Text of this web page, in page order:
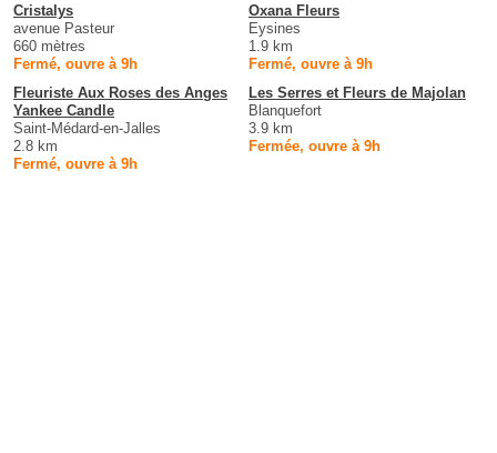
Cristalys
avenue Pasteur
660 mètres
Fermé, ouvre à 9h
Oxana Fleurs
Eysines
1.9 km
Fermé, ouvre à 9h
Fleuriste Aux Roses des Anges
Yankee Candle
Saint-Médard-en-Jalles
2.8 km
Fermé, ouvre à 9h
Les Serres et Fleurs de Majolan
Blanquefort
3.9 km
Fermée, ouvre à 9h